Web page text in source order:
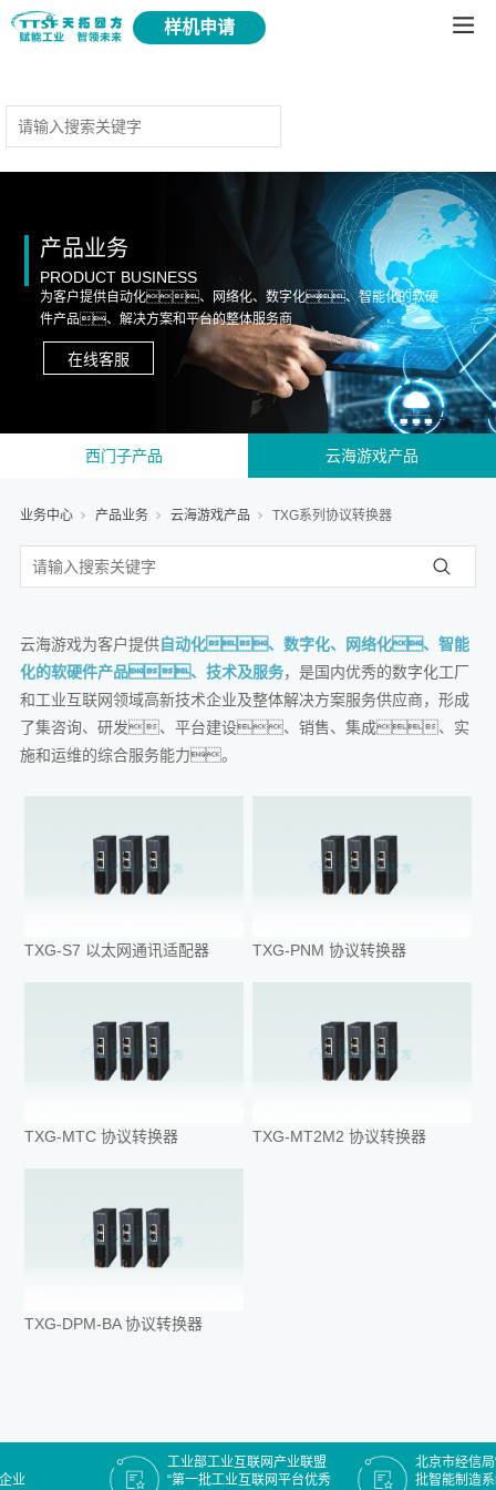
样机申请
产品业务
PRODUCT BUSINESS
为客户提供自动化、网络化、数字化、智能化的软硬
件产品、解决方案和平台的整体服务商
在线客服
西门子产品 云海游戏产品
业务中心 产品业务 云海游戏产品 TXG系列协议转换器
云海游戏为客户提供自动化、数字化、 网络化、 智能
化的软硬件产品、技术及服务，是国内优秀的数字化工厂
和工业互联网领域高新技术企业及整体解决方案服务供应商，形成
了集咨询、研发、平台建设、销售、集成、实
施和运维的综合服务能力。
TXG-S7 以太网通讯适配器 TXG-PNM 协议转换器
TXG-MTC 协议转换器 TXG-MT2M2 协议转换器
TXG-DPM-BA 协议转换器
业
工业部工业互联网产业联盟
“第一批工业互联网平台优秀
北京市经信局
批智能制造系